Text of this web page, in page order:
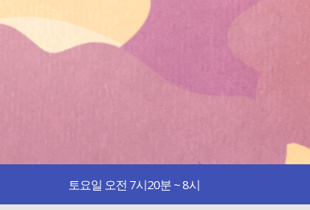
토요일 오전 7시20분 ~ 8시